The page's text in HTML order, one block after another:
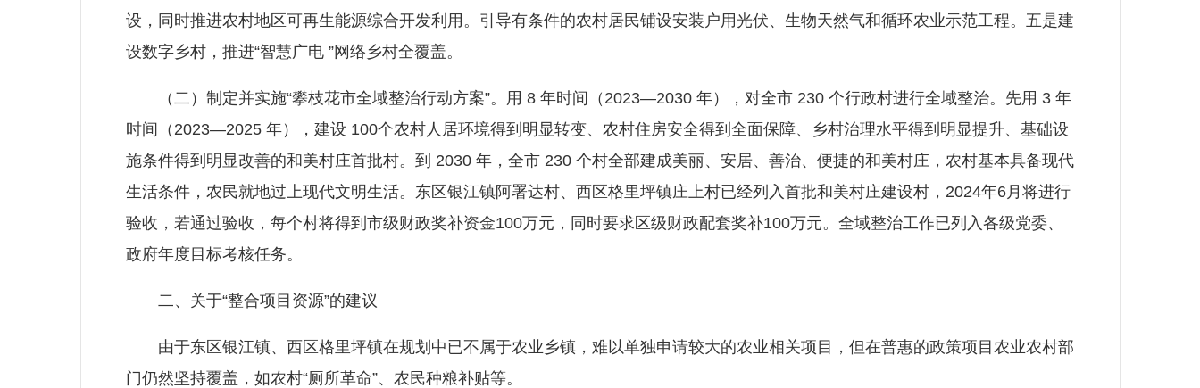
设，同时推进农村地区可再生能源综合开发利用。引导有条件的农村居民铺设安装户用光伏、生物天然气和循环农业示范工程。五是建
设数字乡村，推进“智慧广电 ”网络乡村全覆盖。
（二）制定并实施“攀枝花市全域整治行动方案”。用 8 年时间（2023—2030 年），对全市 230 个行政村进行全域整治。先用 3 年
时间（2023—2025 年），建设 100个农村人居环境得到明显转变、农村住房安全得到全面保障、乡村治理水平得到明显提升、基础设
施条件得到明显改善的和美村庄首批村。到 2030 年，全市 230 个村全部建成美丽、安居、善治、便捷的和美村庄，农村基本具备现代
生活条件，农民就地过上现代文明生活。东区银江镇阿署达村、西区格里坪镇庄上村已经列入首批和美村庄建设村，2024年6月将进行
验收，若通过验收，每个村将得到市级财政奖补资金100万元，同时要求区级财政配套奖补100万元。全域整治工作已列入各级党委、
政府年度目标考核任务。
二、关于“整合项目资源”的建议
由于东区银江镇、西区格里坪镇在规划中已不属于农业乡镇，难以单独申请较大的农业相关项目，但在普惠的政策项目农业农村部
门仍然坚持覆盖，如农村“厕所革命”、农民种粮补贴等。